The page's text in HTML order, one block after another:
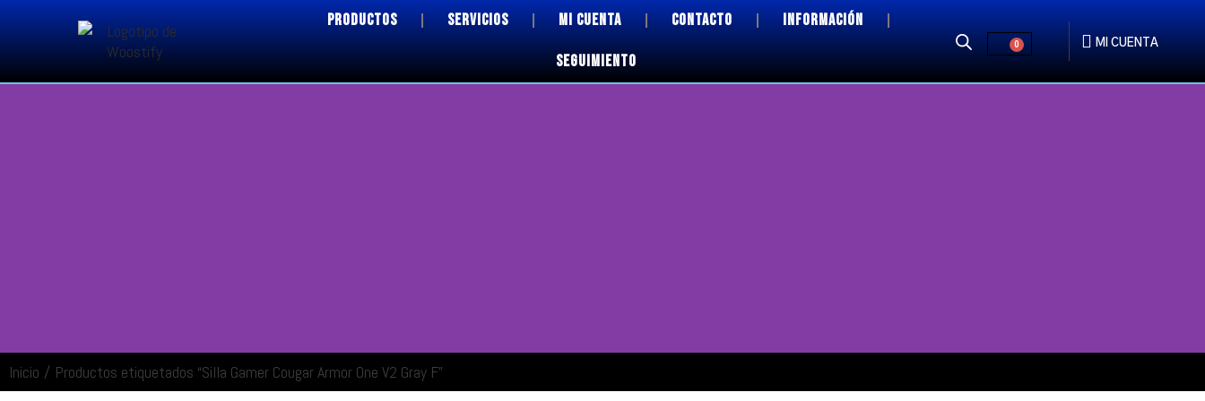
PRODUCTOS SERVICIOS MI CUENTA CONTACTO INFORMACIÓN
SEGUIMIENTO
0 MI CUENTA
ENTRAR
Inicio / Productos etiquetados “Silla Gamer Cougar Armor One V2 Gray F”